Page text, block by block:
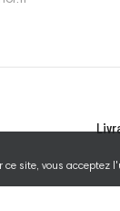
ce site, vous